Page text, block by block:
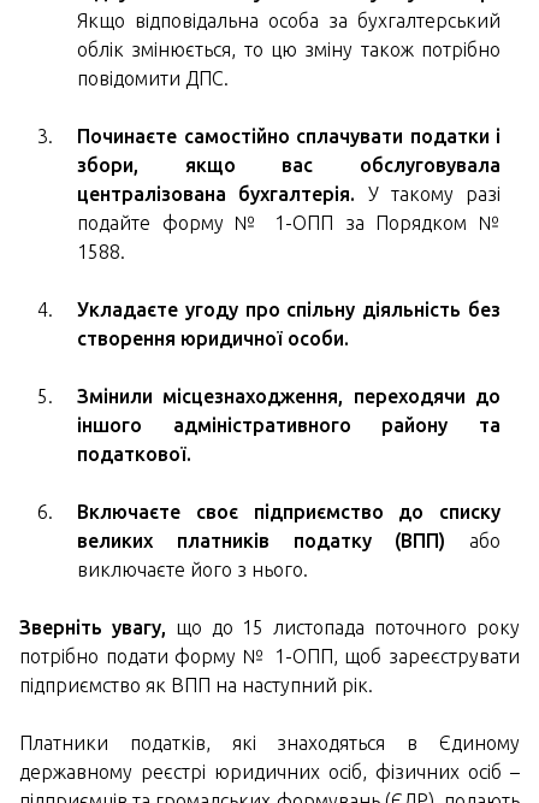
Якщо відповідальна особа за бухгалтерський
облік змінюється, то цю зміну також потрібно
повідомити ДПС.
Починаєте самостійно сплачувати податки і
збори, якщо вас обслуговувала
централізована бухгалтерія. У такому разі
подайте форму № 1-ОПП за Порядком №
1588.
Укладаєте угоду про спільну діяльність без
створення юридичної особи.
Змінили місцезнаходження, переходячи до
іншого адміністративного району та
податкової.
Включаєте своє підприємство до списку
великих платників податку (ВПП) або
виключаєте його з нього.
Зверніть увагу, що до 15 листопада поточного року
потрібно подати форму № 1-ОПП, щоб зареєструвати
підприємство як ВПП на наступний рік.
Платники податків, які знаходяться в Єдиному
державному реєстрі юридичних осіб, фізичних осіб –